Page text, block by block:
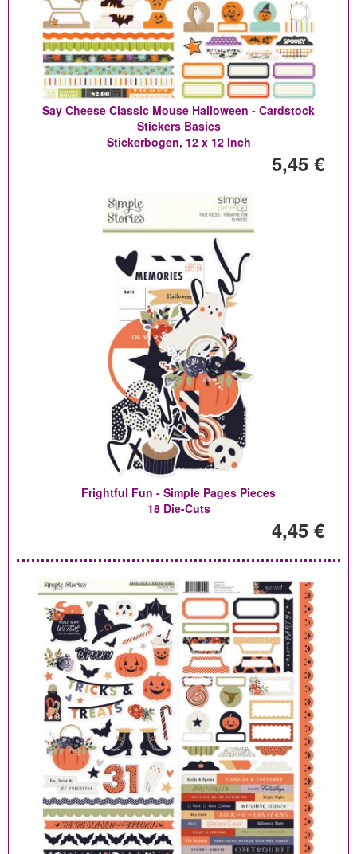
Say Cheese Classic Mouse Halloween - Cardstock
Stickers Basics
Stickerbogen, 12 x 12 Inch
5,45 €
Frightful Fun - Simple Pages Pieces
18 Die-Cuts
4,45 €